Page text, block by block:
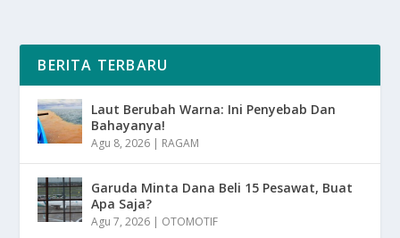
BERITA TERBARU
Laut Berubah Warna: Ini Penyebab Dan
Bahayanya!
Agu 8, 2026 | RAGAM
Garuda Minta Dana Beli 15 Pesawat, Buat
Apa Saja?
Agu 7, 2026 | OTOMOTIF